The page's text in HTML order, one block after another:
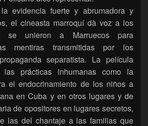
evidencia fuerte y abrumadora y
el cineasta marroquí dà voz a los
se unieron a Marruecos para
mentiras transmitidas por los
separatista. La película
las prácticas inhumanas como la
el endocrinamiento de los niños a
en Cuba y en otros lugares y de
de opositores en lugares secretos,
las del chantaje a las familias que